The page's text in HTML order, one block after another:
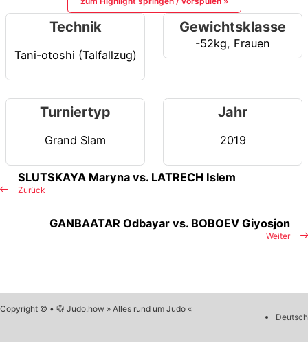
Technik
Tani-otoshi (Talfallzug)
Gewichtsklasse
-52kg, Frauen
Turniertyp
Grand Slam
Jahr
2019
Zurück
SLUTSKAYA Maryna vs. LATRECH Islem
Weiter
GANBAATAR Odbayar vs. BOBOEV Giyosjon
Copyright © • 🥋 Judo.how » Alles rund um Judo «
Deutsch